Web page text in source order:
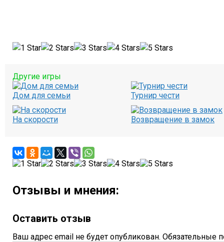
Другие игры
Дом для семьи
Турнир чести
На скорости Возвращение в замок
Отзывы и мнения:
Оставить отзыв
Ваш адрес email не будет опубликован. Обязательные